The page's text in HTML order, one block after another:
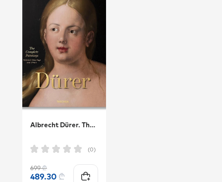
Albrecht Dürer. The Complete Paintings. Selected Drawings and Prints
(0)
699₾
489.30 ₾